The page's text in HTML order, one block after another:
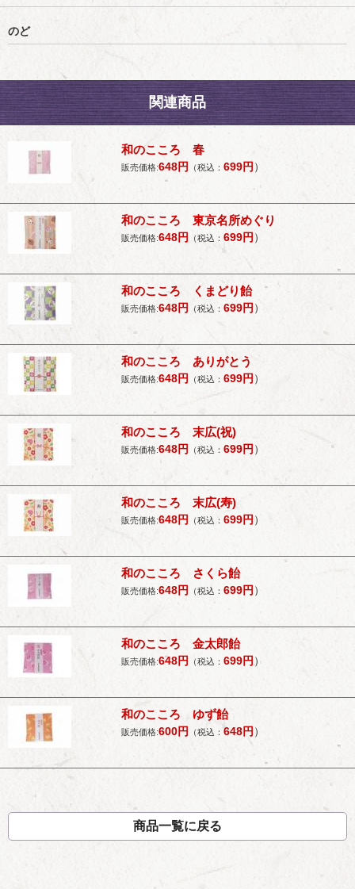
のど
関連商品
和のこころ 春
販売価格:648円 （税込： 699円 ）
和のこころ 東京名所めぐり
販売価格:648円 （税込： 699円 ）
和のこころ くまどり飴
販売価格:648円 （税込： 699円 ）
和のこころ ありがとう
販売価格:648円 （税込： 699円 ）
和のこころ 末広(祝)
販売価格:648円 （税込： 699円 ）
和のこころ 末広(寿)
販売価格:648円 （税込： 699円 ）
和のこころ さくら飴
販売価格:648円 （税込： 699円 ）
和のこころ 金太郎飴
販売価格:648円 （税込： 699円 ）
和のこころ ゆず飴
販売価格:600円 （税込： 648円 ）
商品一覧に戻る